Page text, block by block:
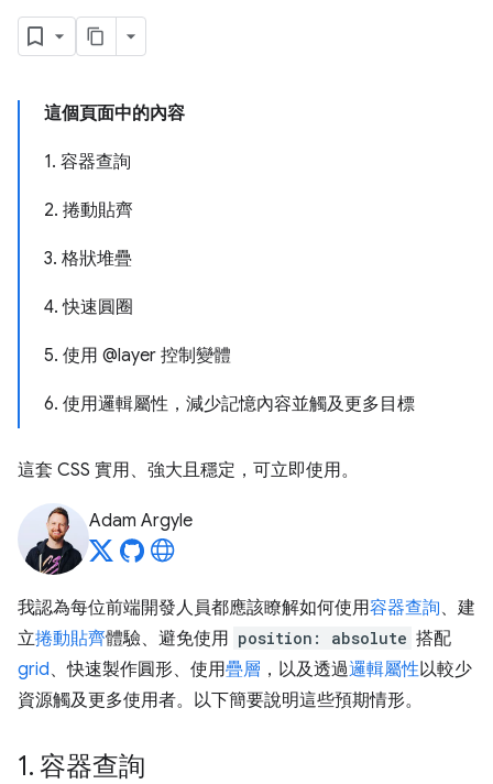
這個頁面中的內容
1. 容器查詢
2. 捲動貼齊
3. 格狀堆疊
4. 快速圓圈
5. 使用 @layer 控制變體
6. 使用邏輯屬性，減少記憶內容並觸及更多目標
這套 CSS 實用、強大且穩定，可立即使用。
Adam Argyle
我認為每位前端開發人員都應該瞭解如何使用容器查詢、建
立捲動貼齊體驗、避免使用 position: absolute 搭配
grid、快速製作圓形、使用疊層 ，以及透過邏輯屬性以較少
資源觸及更多使用者。以下簡要說明這些預期情形。
1. 容器查詢